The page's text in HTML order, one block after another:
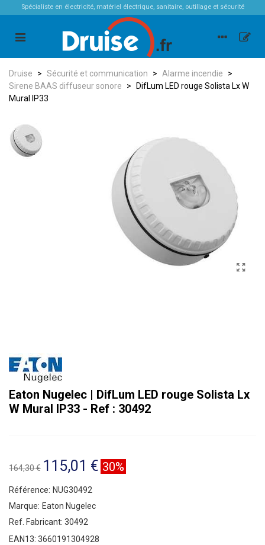
Spécialiste en électricité, matériel électrique, sanitaire, outillage et sécurité
Druise > Sécurité et communication > Alarme incendie
>
Sirene BAAS diffuseur sonore
>
DifLum LED rouge Solista Lx W
Mural IP33
Eaton Nugelec | DifLum LED rouge Solista Lx
W Mural IP33 - Ref : 30492
164,30 € 115,01 € 30%
Référence: NUG30492
Marque: Eaton Nugelec
Ref. Fabricant: 30492
EAN13: 3660191304928